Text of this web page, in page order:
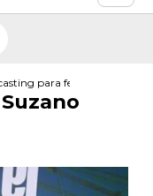
para feira em suzano